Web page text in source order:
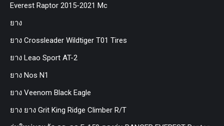
Everest Raptor 2015-2021 Mc
ยาง
ยาง Crossleader Wildtiger T01 Tires
ยาง Leao Sport AT-2
ยาง Nos N1
ยาง Veenom Black Eagle
ยาง ยาง Grit King Ridge Climber R/T